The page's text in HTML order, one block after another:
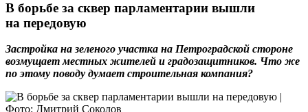
В борьбе за сквер парламентарии вышли
на передовую
Застройка на зеленого участка на Петроградской стороне
возмущает местных жителей и градозащитников. Что же
по этому поводу думает строительная компания?